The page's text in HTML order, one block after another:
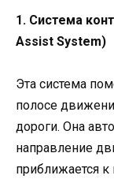
1. Система
Assist System)
Эта система
полосе
дороги. Она
направление
приближается